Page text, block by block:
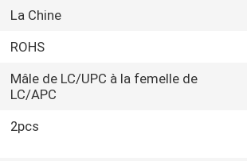
La Chine
ROHS
Mâle de LC/UPC à la femelle de
LC/APC
2pcs